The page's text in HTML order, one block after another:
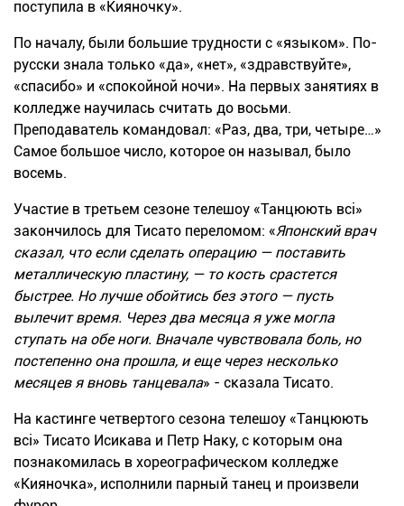
поступила в «Кияночку».
По началу, были большие трудности с «языком». По-
русски знала только «да», «нет», «здравствуйте»,
«спасибо» и «спокойной ночи». На первых занятиях в
колледже научилась считать до восьми.
Преподаватель командовал: «Раз, два, три, четыре…»
Самое большое число, которое он называл, было
восемь.
Участие в третьем сезоне телешоу «Танцюють всi»
закончилось для Тисато переломом: «Японский врач
сказал, что если сделать операцию — поставить
металлическую пластину, — то кость срастется
быстрее. Но лучше обойтись без этого — пусть
вылечит время. Через два месяца я уже могла
ступать на обе ноги. Вначале чувствовала боль, но
постепенно она прошла, и еще через несколько
месяцев я вновь танцевала» - сказала Тисато.
На кастинге четвертого сезона телешоу «Танцюють
всi» Тисато Исикава и Петр Наку, с которым она
познакомилась в хореографическом колледже
«Кияночка», исполнили парный танец и произвели